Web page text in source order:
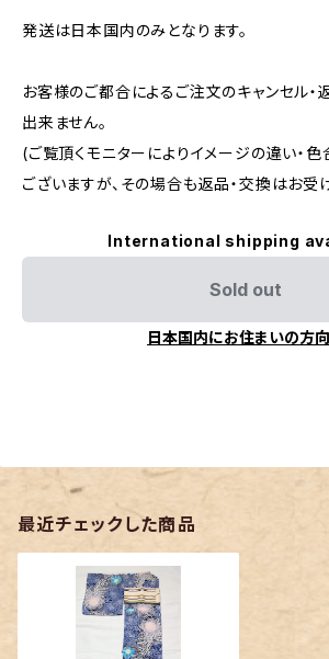
発送は日本国内のみとなります。
お客様のご都合によるご注文のキャンセル・
出来ません。
(ご覧頂くモニターによりイメージの違い・
ございますが、その場合も返品・交換はお受
International shipping
Sold out
日本国内にお住まいの方
最近チェックした商品